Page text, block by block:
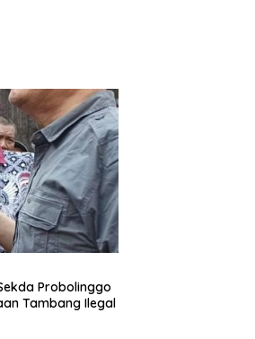
Probolinggo
Tambang Ilegal